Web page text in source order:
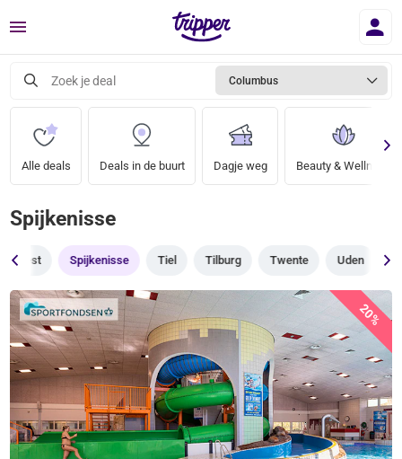
Menu
Zoek je deal Columbus
Alle deals Deals in de buurt Dagje weg Beauty & Wellness
Spijkenisse
Soest Spijkenisse Tiel Tilburg Twente Uden
20%